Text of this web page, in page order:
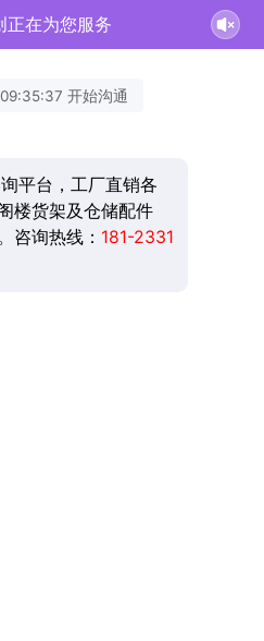
正在为您服务
开始沟通
平台，工厂直销各
楼货架及仓储配件
咨询热线： 181-2331